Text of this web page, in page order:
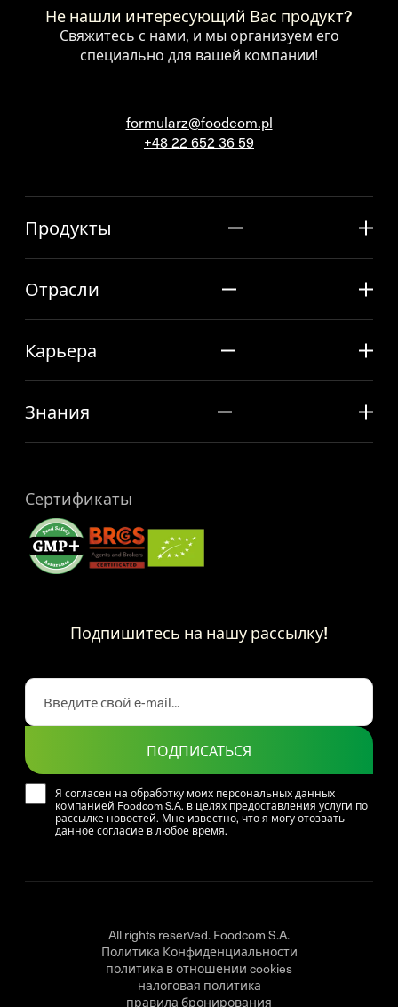
Не нашли интересующий Вас продукт?
Свяжитесь с нами, и мы организуем его
специально для вашей компании!
formularz@foodcom.pl
+48 22 652 36 59
Продукты
Отрасли
Карьера
Знания
Сертификаты
Подпишитесь на нашу рассылку!
Я согласен на обработку моих персональных данных
компанией Foodcom S.A. в целях предоставления услуги по
рассылке новостей. Мне известно, что я могу отозвать
данное согласие в любое время.
ПОДПИСАТЬСЯ
All rights reserved. Foodcom S.A.
Политика Конфиденциальности
политика в отношении cookies
налоговая политика
правила бронирования